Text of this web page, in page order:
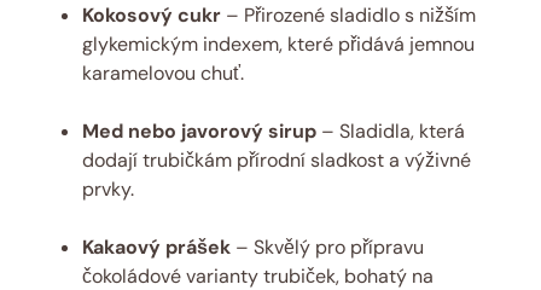
Kokosový cukr – Přirozené sladidlo s nižším
glykemickým indexem, které přidává jemnou
karamelovou chuť.
Med nebo javorový sirup – Sladidla, která
dodají trubičkám přírodní sladkost a výživné
prvky.
Kakaový prášek – Skvělý pro přípravu
čokoládové varianty trubiček, bohatý na